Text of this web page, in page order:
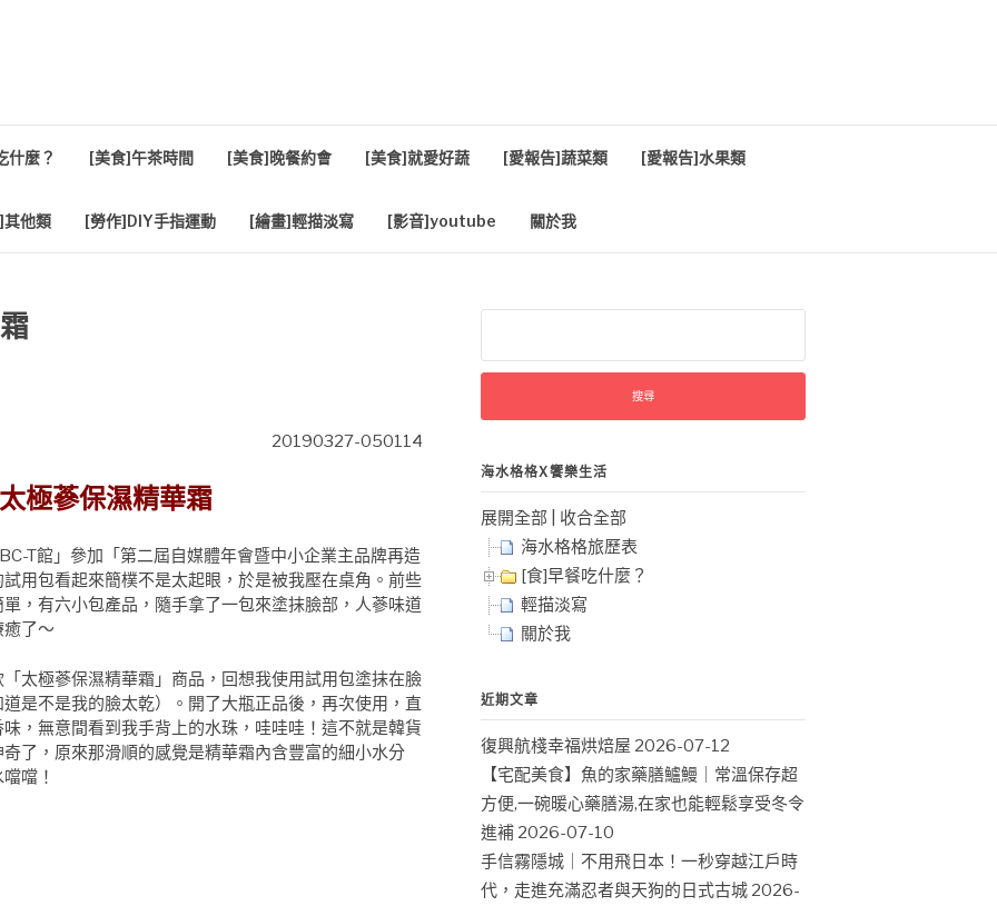
什麼？ [美食]午茶時間 [美食]晚餐約會 [美食]就愛好蔬 [愛報告]蔬菜類 [愛報告]水果類
他類 [勞作]DIY手指運動 [繪畫]輕描淡寫 [影音]youtube 關於我
20190327-050114
極蔘保濕精華霜
館」參加「第二屆自媒體年會暨中小企業主品牌再造
用包看起來簡樸不是太起眼，於是被我壓在桌角。前些
，有六小包產品，隨手拿了一包來塗抹臉部，人蔘味道
癒了～
太極蔘保濕精華霜」商品，回想我使用試用包塗抹在臉
是不是我的臉太乾）。開了大瓶正品後，再次使用，直
，無意間看到我手背上的水珠，哇哇哇！這不就是韓貨
了，原來那滑順的感覺是精華霜內含豐富的細小水分
噹！
關
字:
海水格格X饗樂生活
展開全部
收合全部
海水格格旅歷表
[食]早餐吃什麼？
輕描淡寫
關於我
近期文章
復興航棧幸福烘焙屋 2026-07-12
【宅配美食】魚的家藥膳鱸鰻｜常溫保存超
方便,一碗暖心藥膳湯,在家也能輕鬆享受冬令
進補 2026-07-10
手信霧隱城｜不用飛日本！一秒穿越江戶時
代，走進充滿忍者與天狗的日式古城 2026-